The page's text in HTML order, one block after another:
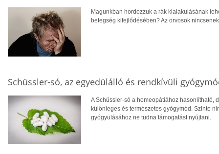
Magunkban hordozzuk a rák kialakulásának
betegség kifejlődésében? Az orvosok
Schüssler-só, az egyedülálló és rendkívüli
A Schüssler-só a homeopátiához hasonlítható,
különleges és természetes gyógymód. Szinte
gyógyulásához ne tudna támogatást nyújtani.